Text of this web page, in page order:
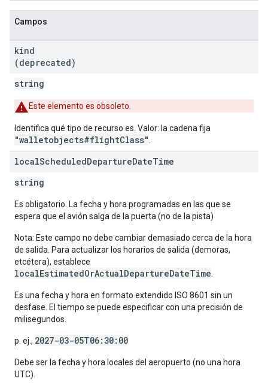
Campos
kind
(deprecated)
string
Este elemento es obsoleto.
Identifica qué tipo de recurso es. Valor: la cadena fija
"walletobjects#flightClass"
localScheduledDepartureDateTime
string
Es obligatorio. La fecha y hora programadas en las que se
espera que el avión salga de la puerta (no de la pista)
Nota: Este campo no debe cambiar demasiado cerca de la hora
de salida. Para actualizar los horarios de salida (demoras,
etcétera), establece
localEstimatedOrActualDepartureDateTime
Es una fecha y hora en formato extendido ISO 8601 sin un
desfase. El tiempo se puede especificar con una precisión de
milisegundos.
p. ej., 2027-03-05T06:30:00
Debe ser la fecha y hora locales del aeropuerto (no una hora
UTC).